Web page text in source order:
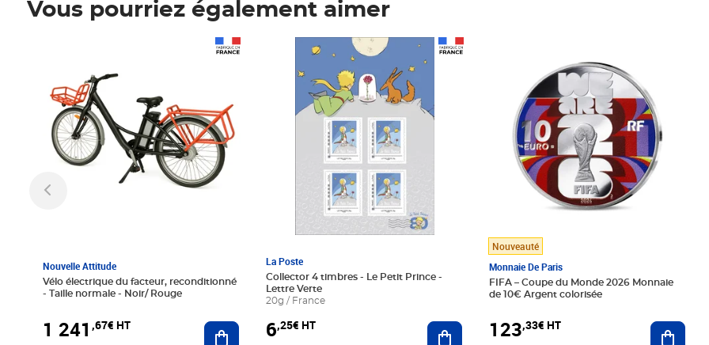
Vous pourriez également aimer
Nouvelle Attitude
Vélo électrique du facteur, reconditionné
- Taille normale - Noir/ Rouge
1 241 ,67€ HT Ajouter au panier
La Poste
Collector 4 timbres - Le Petit Prince -
Lettre Verte
20g / France
6,25€ HT
Prix 6,25€ HT
Ajouter au panier
Nouveauté
Monnaie De Paris
FIFA – Coupe du Monde 2026 Monnaie
de 10€ Argent colorisée
123,33€ HT